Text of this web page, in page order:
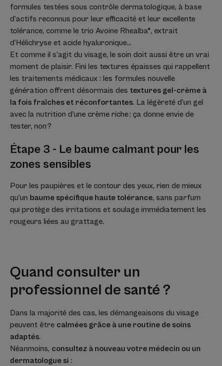
formules testées sous contrôle dermatologique, à base
d’actifs reconnus pour leur efficacité et leur excellente
tolérance, comme le trio Avoine Rhealba®, extrait
d’Hélichryse et acide hyaluronique…
Et comme il s’agit du visage, le soin doit aussi être un vrai
moment de plaisir. Fini les textures épaisses qui rappellent
les traitements médicaux : les formules nouvelle
génération offrent désormais des textures gel-crème à
la fois fraîches et réconfortantes. La légèreté d’un gel
avec la nutrition d’une crème riche : ça donne envie de
tester, non ?
Étape 3 - Le baume calmant pour les
zones sensibles
Pour les paupières et le contour des yeux, rien de mieux
qu’un baume spécifique haute tolérance, sans parfum
qui protège des irritations et soulage immédiatement les
rougeurs liées au grattage.
Quand consulter un
professionnel de santé ?
Dans la majorité des cas, les démangeaisons du visage
peuvent être calmées grâce à une routine de soins
adaptés.
Néanmoins, consultez à nouveau votre médecin ou un
dermatologue si :